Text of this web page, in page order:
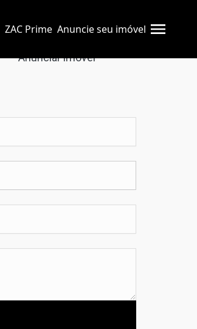
ZAC Prime Anuncie seu imóvel
Anunciar imóvel